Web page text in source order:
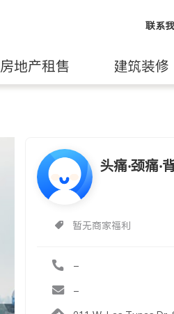
联系
房地产租售 建筑装修
头痛‧颈痛‧
暂无商家福利
-
-